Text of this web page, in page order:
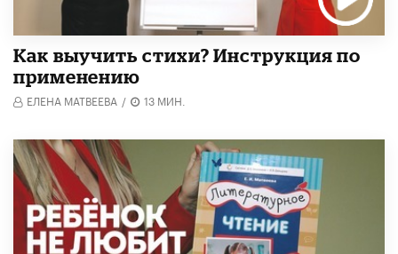
Как выучить стихи? Инструкция по
применению
ЕЛЕНА МАТВЕЕВА / 13 МИН.